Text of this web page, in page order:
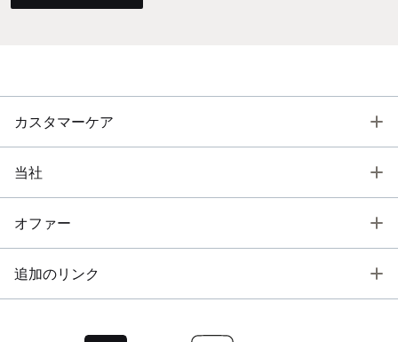
カスタマーケア
当社
オファー
追加のリンク